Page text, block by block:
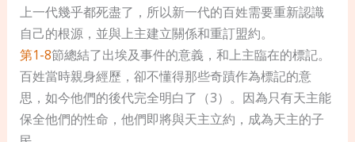
上一代幾乎都死盡了，所以新一代的百姓需要重新認識
自己的根源，並與上主建立關係和重訂盟約。
第1-8節總結了出埃及事件的意義，和上主臨在的標記。
百姓當時親身經歷，卻不懂得那些奇蹟作為標記的意
思，如今他們的後代完全明白了（3）。因為只有天主能
保全他們的性命，他們即將與天主立約，成為天主的子